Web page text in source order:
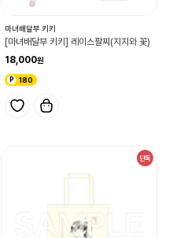
마녀배달부 키키
[마녀배달부 키키] 레이스팔찌(지지와 꽃)
18,000
180
단독